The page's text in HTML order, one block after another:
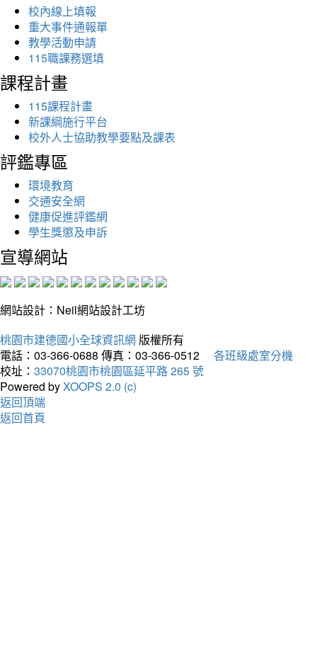
校內線上填報
重大事件通報單
教學活動申請
115職課務選填
課程計畫
115課程計畫
新課綱施行平台
校外人士協助教學要點及課表
評鑑專區
環境教育
交通安全網
健康促進評鑑網
學生獎懲及申訴
宣導網站
網站設計：Neil網站設計工坊
桃園市建德國小全球資訊網 版權所有
電話：03-366-0688 傳真：03-366-0512
各班級處室分機
校址： 33070桃園市桃園區延平路 265 號
Powered byXOOPS 2.0 (c)
返回頂端
返回首頁